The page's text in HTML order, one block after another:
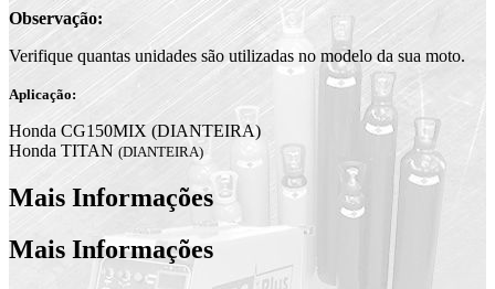
Observação:
Verifique quantas unidades são utilizadas no modelo da sua moto.
Aplicação:
Honda CG150MIX (DIANTEIRA)
Honda TITAN (DIANTEIRA)
Mais Informações
Mais Informações